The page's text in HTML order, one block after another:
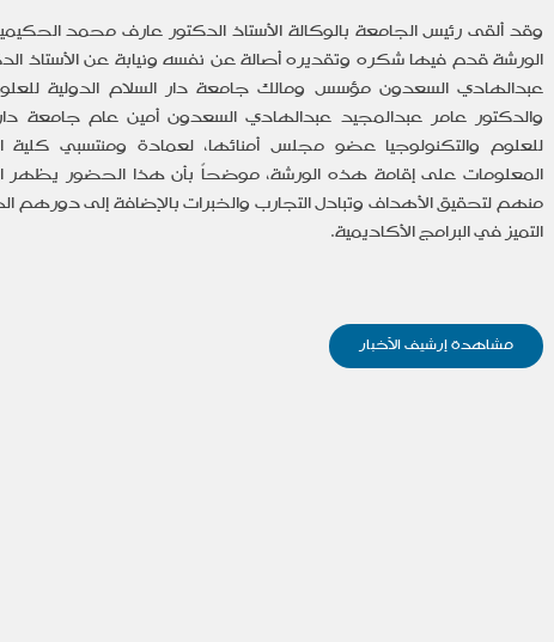
وقد ألقى رئيس الجامعة بالوكالة الأستاذ الدكتور عارف محمد الحكيمي
الورشة قدم فيها شكره وتقديره أصالة عن نفسه ونيابة عن الأستاذ
عبدالهادي السعدون مؤسس ومالك جامعة دار السلام الدولية للعلوم
والدكتور عامر عبدالمجيد عبدالهادي السعدون أمين عام جامعة دار
للعلوم والتكنولوجيا عضو مجلس أمنائها، لعمادة ومنتسبي كلية
المعلومات على إقامة هذه الورشة، موضحاً بأن هذا الحضور يظهر
منهم لتحقيق الأهداف وتبادل التجارب والخبرات بالإضافة إلى دورهم
التميز في البرامج الأكاديمية.
مشاهدة إرشيف الأخبار